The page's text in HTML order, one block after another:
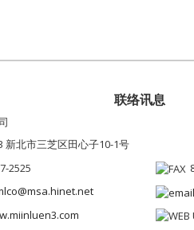
联络讯息
新北市三芝区田心子10-1号
2525